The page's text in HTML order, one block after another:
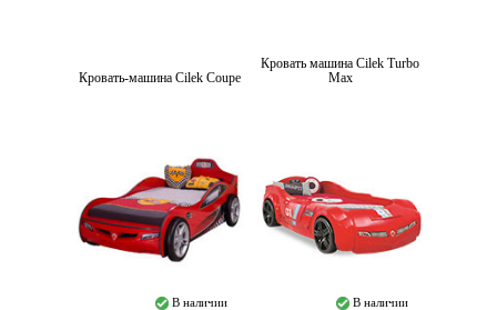
Кровать-машина Cilek Coupe
В наличии
Кровать машина Cilek Turbo
Max
В наличии